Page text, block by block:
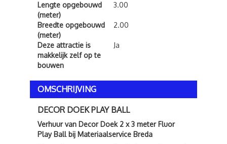
Lengte opgebouwd
(meter)
3.00
Breedte opgebouwd
(meter)
2.00
Deze attractie is
makkelijk zelf op te
bouwen
Ja
OMSCHRIJVING
DECOR DOEK PLAY BALL
Verhuur van Decor Doek 2 x 3 meter Fluor
Play Ball bij Materiaalservice Breda